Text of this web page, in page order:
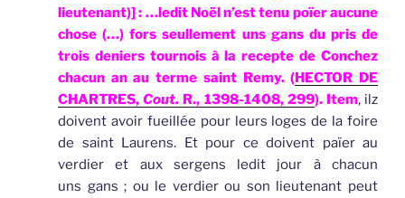
lieutenant)] : …ledit Noël n’est tenu poïer aucune
chose (…) fors seullement uns gansdu pris de
trois deniers tournois à la recepte de Conchez
chacun an au terme saint Remy. (HECTOR DE
CHARTRES,Cout. R., 1398-1408, 299). Item, ilz
doivent avoir fueillée pour leurs loges de la foire
de saint Laurens. Et pour ce doivent païer au
verdier et aux sergens ledit jour à chacun
uns gans ; ou le verdier ou son lieutenant peut